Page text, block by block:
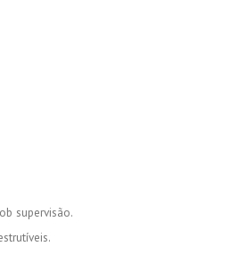
supervisão.